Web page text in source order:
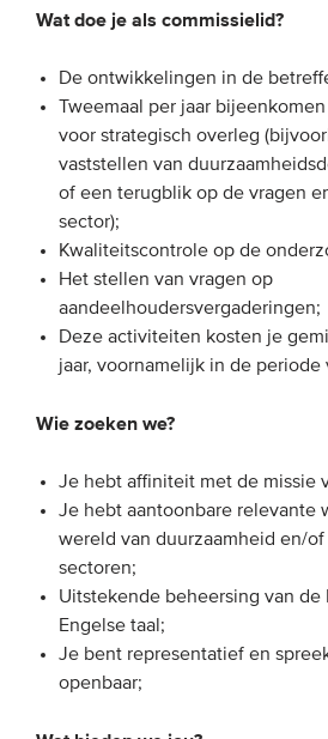
Wat doe je als commissielid?
De ontwikkelingen in de
Tweemaal per jaar
voor strategisch overleg
vaststellen van
of een terugblik op de vragen
sector);
Kwaliteitscontrole op de
Het stellen van vragen op
aandeelhoudersvergaderingen;
Deze activiteiten kosten je
jaar, voornamelijk in de periode
Wie zoeken we?
Je hebt affiniteit met de missie
Je hebt aantoonbare relevante
wereld van duurzaamheid en/
sectoren;
Uitstekende beheersing van de
Engelse taal;
Je bent representatief en
openbaar;